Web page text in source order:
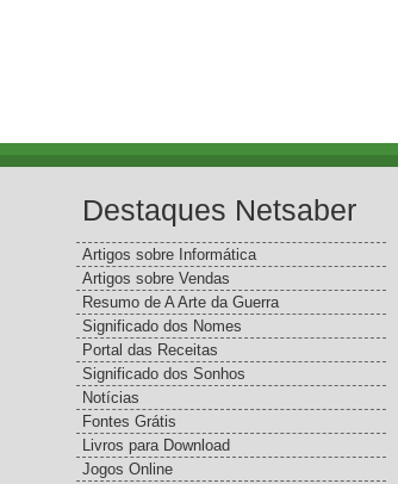
Destaques Netsaber
Artigos sobre Informática
Artigos sobre Vendas
Resumo de A Arte da Guerra
Significado dos Nomes
Portal das Receitas
Significado dos Sonhos
Notícias
Fontes Grátis
Livros para Download
Jogos Online